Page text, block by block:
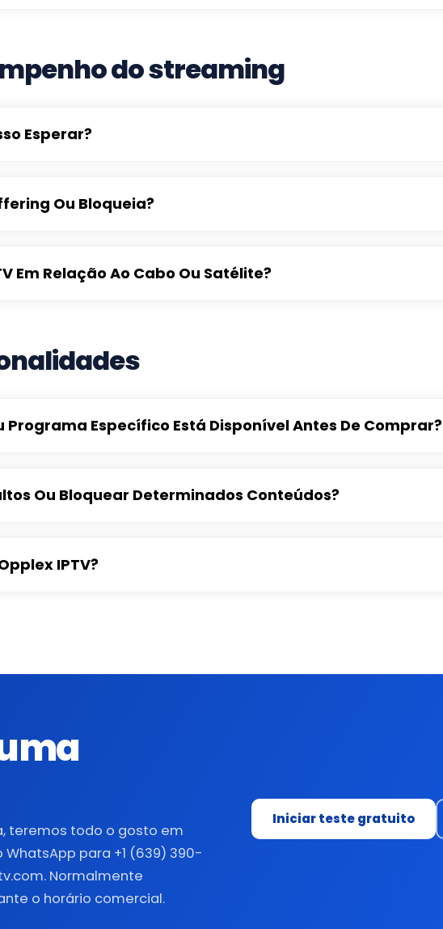
do streaming
Esperar?
Ou Bloqueia?
Em Relação Ao Cabo Ou Satélite?
Programa Específico Está Disponível Antes De Comprar?
Ou Bloquear Determinados Conteúdos?
IPTV?
teremos todo o gosto em
para +1 (639) 390-
Normalmente
o horário comercial.
Iniciar teste gratuito